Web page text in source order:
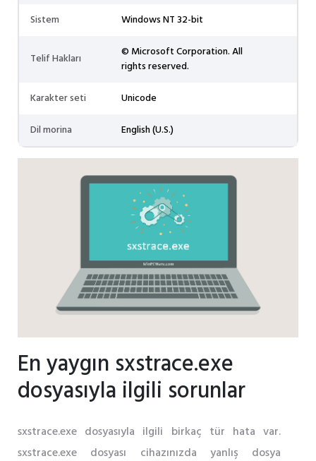
Sistem
Windows NT 32-bit
Telif Hakları
© Microsoft Corporation. All
rights reserved.
Karakter seti
Unicode
Dil morina
English (U.S.)
En yaygın sxstrace.exe
dosyasıyla ilgili sorunlar
sxstrace.exe dosyasıyla ilgili birkaç tür hata var.
sxstrace.exe dosyası cihazınızda yanlış dosya